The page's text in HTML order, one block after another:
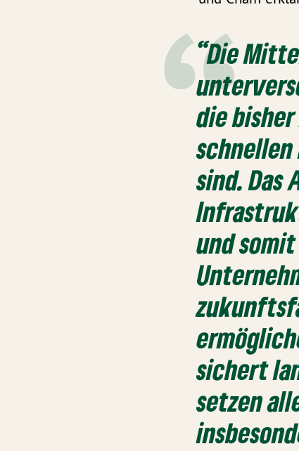
“Die
die
sind.
und
sichert
setzen